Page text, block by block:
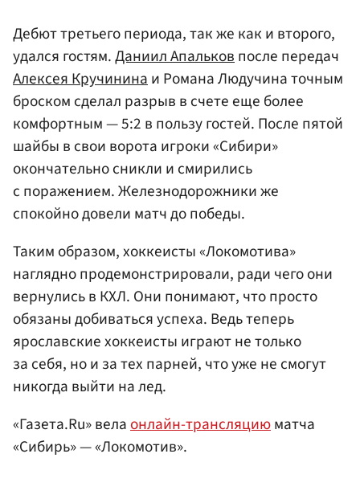
Дебют третьего периода, так же как и второго,
удался гостям.Даниил Апальковпосле передач
Алексея Кручининаи Романа Людучина точным
броском сделал разрыв в счете еще более
комфортным — 5:2 в пользу гостей. После пятой
шайбы в свои ворота игроки «Сибири»
окончательно сникли и смирились
с поражением. Железнодорожники же
спокойно довели матч до победы.
Таким образом, хоккеисты «Локомотива»
наглядно продемонстрировали, ради чего они
вернулись в КХЛ. Они понимают, что просто
обязаны добиваться успеха. Ведь теперь
ярославские хоккеисты играют не только
за себя, но и за тех парней, что уже не смогут
никогда выйти на лед.
«Газета.Ru» велаонлайн-трансляциюматча
«Сибирь» — «Локомотив».